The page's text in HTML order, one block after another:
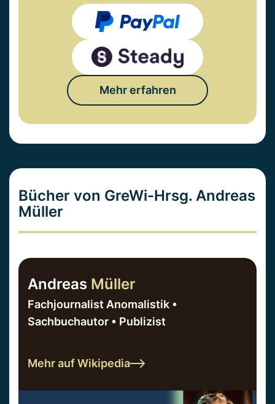
Mehr erfahren
Bücher von GreWi-Hrsg. Andreas
Müller
Andreas Müller
Fachjournalist Anomalistik •
Sachbuchautor • Publizist
Mehr auf Wikipedia